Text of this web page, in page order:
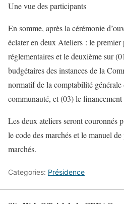
Une vue des participants
En somme, après la cérémonie
éclater en deux Ateliers : le premier
réglementaires et le deuxième sur
budgétaires des instances de la
normatif de la comptabilité générale
communauté, et (03) le
Les deux ateliers seront couronnés
le code des marchés et le manuel
marchés.
Categories: Présidence